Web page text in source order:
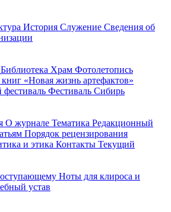
История Служение Сведения об
Библиотека Храм Фотолетопись
«Новая жизнь артефактов»
Фестиваль Сибирь
О журнале Тематика Редакционный
Порядок рецензирования
и этика Контакты Текущий
Ноты для клироса и
устав